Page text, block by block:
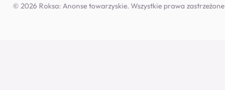
© 2026 Roksa: Anonse towarzyskie. Wszystkie prawa zastrzeżone